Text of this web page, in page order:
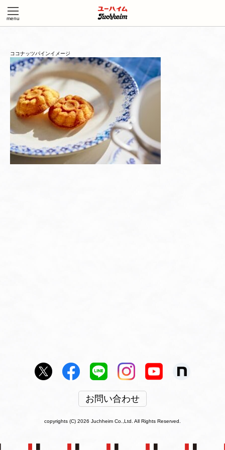
ココナッツパインイメージ
お問い合わせ
copyrights (C) 2026 Juchheim Co.,Ltd. All Rights Reserved.